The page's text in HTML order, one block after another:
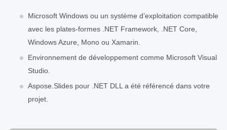
Microsoft Windows ou un système d’exploitation compatible
avec les plates-formes .NET Framework, .NET Core,
Windows Azure, Mono ou Xamarin.
Environnement de développement comme Microsoft Visual
Studio.
Aspose.Slides pour .NET DLL a été référencé dans votre
projet.